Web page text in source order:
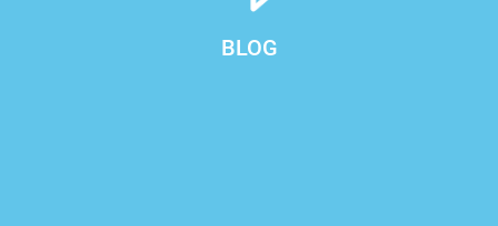
BLOG